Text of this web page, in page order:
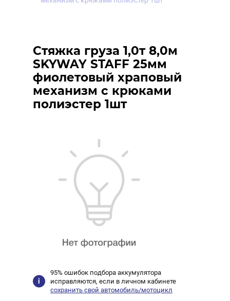
Стяжка груза 1,0т 8,0м
SKYWAY STAFF 25мм
фиолетовый храповый
механизм с крюками
полиэстер 1шт
95% ошибок подбора аккумулятора
исправляются, если в личном кабинете
сохранить свой автомобиль/мотоцикл